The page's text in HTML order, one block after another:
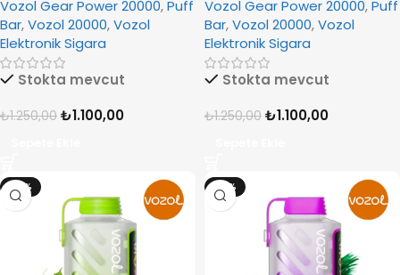
Vozol Gear Power 20000,Puff
Bar,Vozol 20000,Vozol
Elektronik Sigara
Stokta mevcut
₺1.250,00 ₺1.100,00
Cherry
Vozol Gear Power 20000,Puff
Bar,Vozol 20000,Vozol
Elektronik Sigara
Stokta mevcut
₺1.250,00 ₺1.100,00
-12% -12%